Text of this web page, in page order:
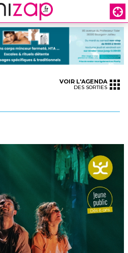
VOIR L'AGENDA
DES SORTIES